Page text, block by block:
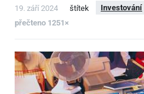
19. září 2024 štítek Investování
přečteno 1251×